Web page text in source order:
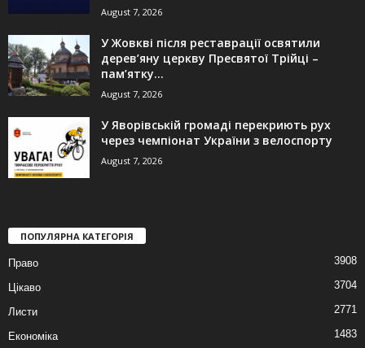
August 7, 2026
У Жовкві після реставрації освятили
дерев’яну церкву Пресвятої Трійці –
пам’ятку...
August 7, 2026
У Яворівській громаді перекриють рух
через чемпіонат України з велоспорту
August 7, 2026
ПОПУЛЯРНА КАТЕГОРІЯ
Право 3908
Цікаво 3704
Листи 2771
Економіка 1483